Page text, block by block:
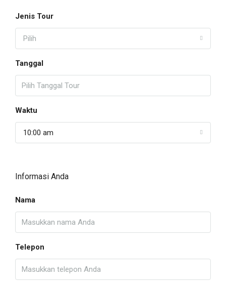
Jenis Tour
Pilih
Tanggal
Waktu
10:00 am
Informasi Anda
Nama
Telepon